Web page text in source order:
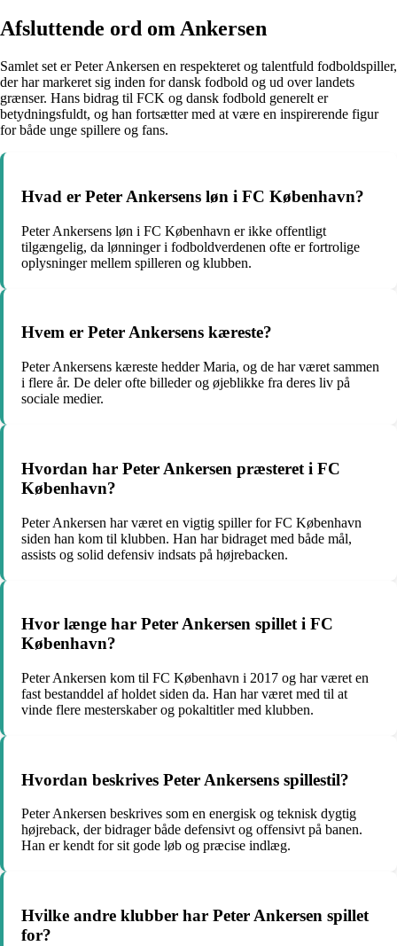
Afsluttende ord om Ankersen
Samlet set er Peter Ankersen en respekteret og talentfuld fodboldspiller,
der har markeret sig inden for dansk fodbold og ud over landets
grænser. Hans bidrag til FCK og dansk fodbold generelt er
betydningsfuldt, og han fortsætter med at være en inspirerende figur
for både unge spillere og fans.
Hvad er Peter Ankersens løn i FC København?
Peter Ankersens løn i FC København er ikke offentligt
tilgængelig, da lønninger i fodboldverdenen ofte er fortrolige
oplysninger mellem spilleren og klubben.
Hvem er Peter Ankersens kæreste?
Peter Ankersens kæreste hedder Maria, og de har været sammen
i flere år. De deler ofte billeder og øjeblikke fra deres liv på
sociale medier.
Hvordan har Peter Ankersen præsteret i FC
København?
Peter Ankersen har været en vigtig spiller for FC København
siden han kom til klubben. Han har bidraget med både mål,
assists og solid defensiv indsats på højrebacken.
Hvor længe har Peter Ankersen spillet i FC
København?
Peter Ankersen kom til FC København i 2017 og har været en
fast bestanddel af holdet siden da. Han har været med til at
vinde flere mesterskaber og pokaltitler med klubben.
Hvordan beskrives Peter Ankersens spillestil?
Peter Ankersen beskrives som en energisk og teknisk dygtig
højreback, der bidrager både defensivt og offensivt på banen.
Han er kendt for sit gode løb og præcise indlæg.
Hvilke andre klubber har Peter Ankersen spillet
for?